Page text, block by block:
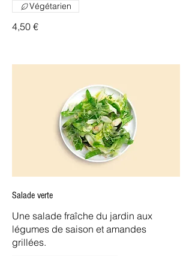
4,50 €
Végétarien
Salade verte
Une salade fraîche du jardin aux
légumes de saison et amandes
grillées.